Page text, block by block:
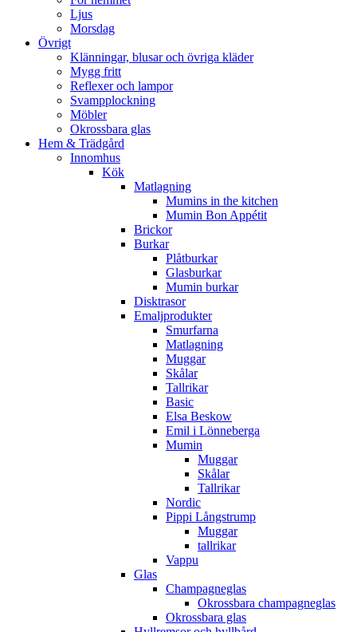
Ljus
Morsdag
Övrigt
Klänningar, blusar och övriga kläder
Mygg fritt
Reflexer och lampor
Svampplockning
Möbler
Okrossbara glas
Hem & Trädgård
Innomhus
Kök
Matlagning
Mumins in the kitchen
Mumin Bon Appétit
Brickor
Burkar
Plåtburkar
Glasburkar
Mumin burkar
Disktrasor
Emaljprodukter
Smurfarna
Matlagning
Muggar
Skålar
Tallrikar
Basic
Elsa Beskow
Emil i Lönneberga
Mumin
Muggar
Skålar
Tallrikar
Nordic
Pippi Långstrump
Muggar
tallrikar
Vappu
Glas
Champagneglas
Okrossbara champagneglas
Okrossbara glas